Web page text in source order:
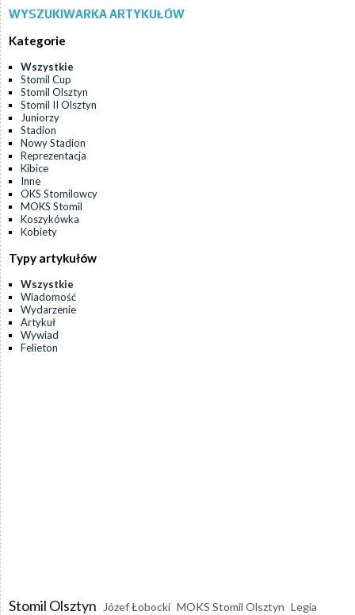
WYSZUKIWARKA ARTYKUŁÓW
Kategorie
Wszystkie
Stomil Cup
Stomil Olsztyn
Stomil II Olsztyn
Juniorzy
Stadion
Nowy Stadion
Reprezentacja
Kibice
Inne
OKS Stomilowcy
MOKS Stomil
Koszykówka
Kobiety
Typy artykułów
Wszystkie
Wiadomość
Wydarzenie
Artykuł
Wywiad
Felieton
Stomil Olsztyn Józef Łobocki MOKS Stomil Olsztyn Legia